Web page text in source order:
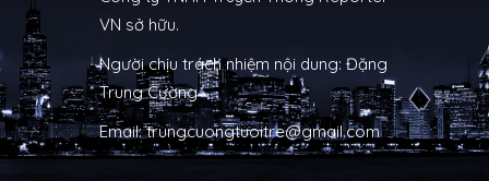
VN sở hữu.
Người chịu trách nhiệm nội dung: Đặng
Trung Cường
Email: trungcuongtuoitre@gmail.com